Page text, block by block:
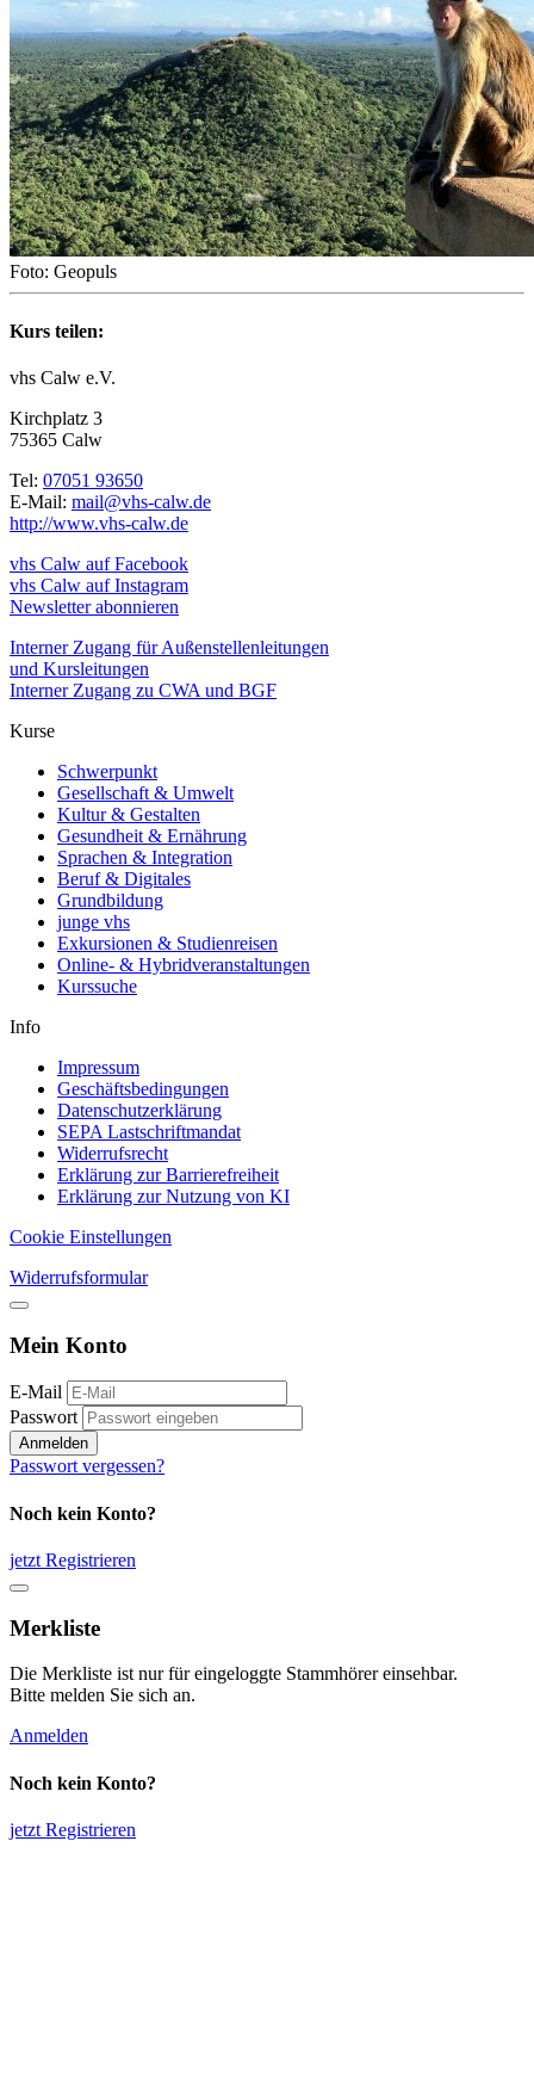
Foto: Geopuls
Kurs teilen:
vhs Calw e.V.
Kirchplatz 3
75365 Calw
Tel: 07051 93650
E-Mail: mail@vhs-calw.de
http://www.vhs-calw.de
vhs Calw auf Facebook
vhs Calw auf Instagram
Newsletter abonnieren
Interner Zugang für Außenstellenleitungen
und Kursleitungen
Interner Zugang zu CWA und BGF
Kurse
Schwerpunkt
Gesellschaft & Umwelt
Kultur & Gestalten
Gesundheit & Ernährung
Sprachen & Integration
Beruf & Digitales
Grundbildung
junge vhs
Exkursionen & Studienreisen
Online- & Hybridveranstaltungen
Kurssuche
Info
Impressum
Geschäftsbedingungen
Datenschutzerklärung
SEPA Lastschriftmandat
Widerrufsrecht
Erklärung zur Barrierefreiheit
Erklärung zur Nutzung von KI
Cookie Einstellungen
Widerrufsformular
Mein Konto
E-Mail
Passwort
Anmelden
Passwort vergessen?
Noch kein Konto?
jetzt Registrieren
Merkliste
Die Merkliste ist nur für eingeloggte Stammhörer einsehbar.
Bitte melden Sie sich an.
Anmelden
Noch kein Konto?
jetzt Registrieren